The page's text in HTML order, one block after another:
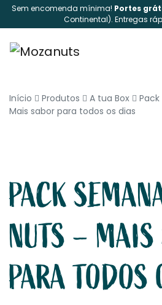
Sem encomenda mínima! Portes
Continental). Entregas
Início Produtos A tua Box
Mais sabor para todos os dias
PACK
NUTS – MAIS
PARA TODOS